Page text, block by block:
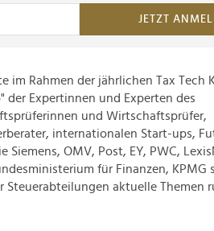
JETZT
im Rahmen der jährlichen Tax Tech
der Expertinnen und Experten des
und Wirtschaftsprüfer,
internationalen Start-ups,
Siemens, OMV, Post, EY, PWC,
für Finanzen, KPMG
Steuerabteilungen aktuelle Themen